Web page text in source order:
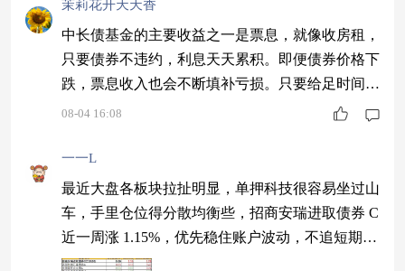
茉莉花开天天香
中长债基金的主要收益之一是票息，就像收房租，
只要债券不违约，利息天天累积。即便债券价格下
跌，票息收入也会不断填补亏损。只要给足时间，
净值大概率能创出新高。遇到利率上行导致的回
$国泰聚瑞纯债债券C$
08-04 16:08
一一L
最近大盘各板块拉扯明显，单押科技很容易坐过山
车，手里仓位得分散均衡些，招商安瑞进取债券 C
近一周涨 1.15%，优先稳住账户波动，不追短期冲
高，长久拿住更实在$招商安瑞进取债券C$ #光通